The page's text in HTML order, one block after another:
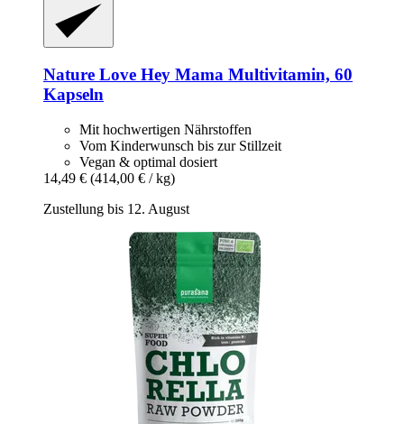
Nature Love Hey Mama Multivitamin, 60
Kapseln
Mit hochwertigen Nährstoffen
Vom Kinderwunsch bis zur Stillzeit
Vegan & optimal dosiert
14,49 € (414,00 € / kg)
Zustellung bis 12. August